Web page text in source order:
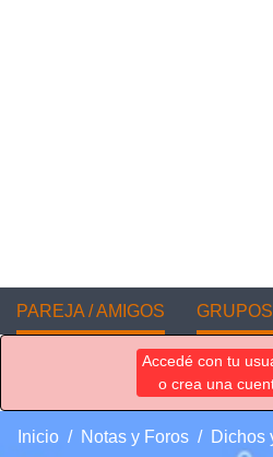
PAREJA / AMIGOS GRUPOS
Accedé con tu
o crea una
Inicio Notas y Foros Dichos